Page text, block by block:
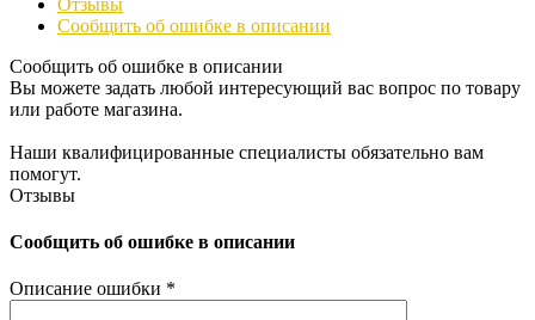
Сообщить об ошибке в описании
Сообщить об ошибке в описании
Вы можете задать любой интересующий вас вопрос по товару
или работе магазина.
Наши квалифицированные специалисты обязательно вам
помогут.
Отзывы
Сообщить об ошибке в описании
Описание ошибки *